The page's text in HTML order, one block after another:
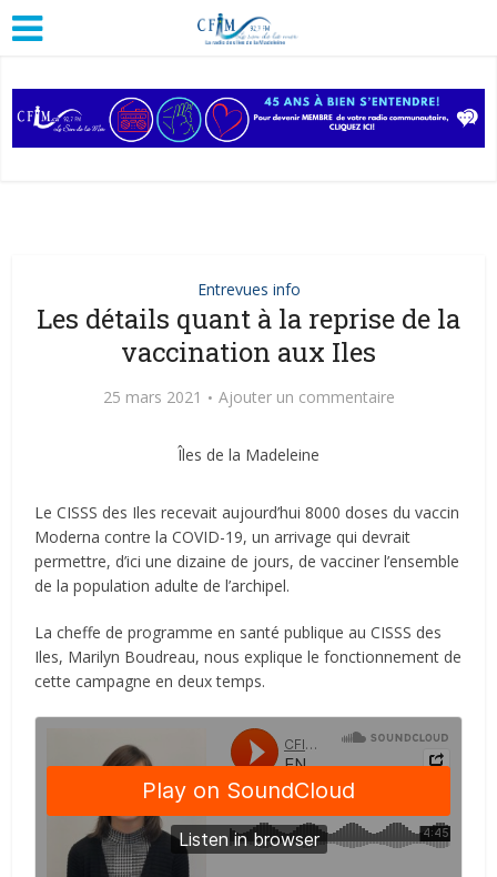
Entrevues info
Les détails quant à la reprise de la
vaccination aux Iles
25 mars 2021 Ajouter un commentaire
Îles de la Madeleine
Le CISSS des Iles recevait aujourd’hui 8000 doses du vaccin
Moderna contre la COVID-19, un arrivage qui devrait
permettre, d’ici une dizaine de jours, de vacciner l’ensemble
de la population adulte de l’archipel.
La cheffe de programme en santé publique au CISSS des
Iles, Marilyn Boudreau, nous explique le fonctionnement de
cette campagne en deux temps.